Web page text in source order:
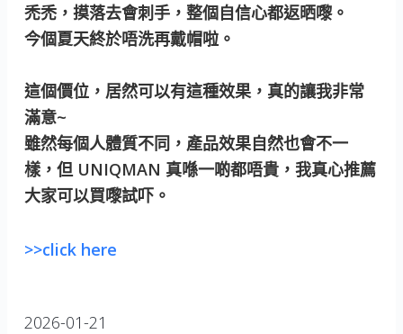
禿禿，摸落去會刺手，整個自信心都返晒嚟。
今個夏天終於唔洗再戴帽啦。
這個價位，居然可以有這種效果，真的讓我非常
滿意~
雖然每個人體質不同，產品效果自然也會不一
樣，但 UNIQMAN 真喺一啲都唔貴，我真心推薦
大家可以買嚟試吓。
>>click here
2026-01-21